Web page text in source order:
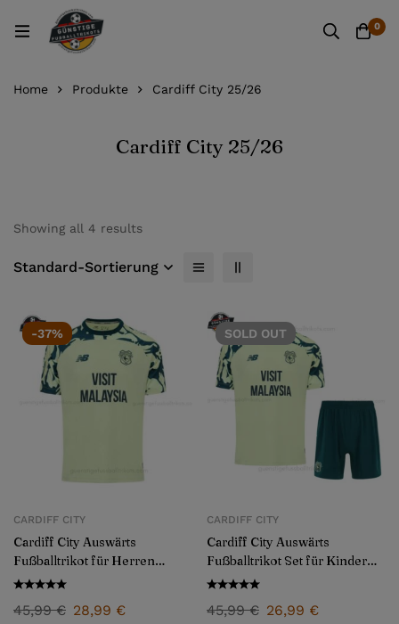
0
Home Produkte Cardiff City 25/26
Cardiff City 25/26
Showing all 4 results
Standard-Sortierung
-37%
CARDIFF CITY
Cardiff City Auswärts
Fußballtrikot für Herren
2025/26 – Fan Version
45,99€ 28,99 €
SOLD OUT
CARDIFF CITY
Cardiff City Auswärts
Fußballtrikot Set für Kinder
2025/26
45,99€ 26,99 €